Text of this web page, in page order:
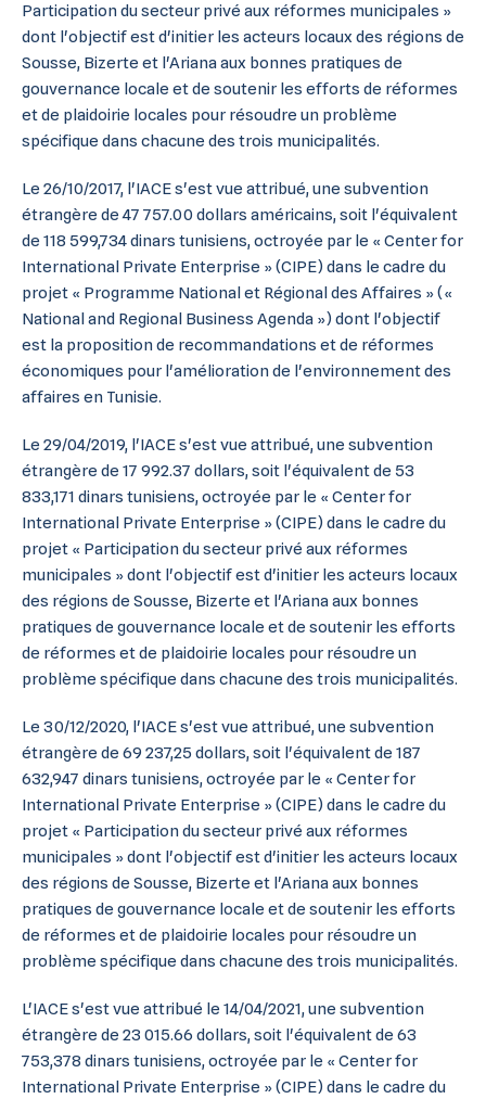
Participation du secteur privé aux réformes municipales »
dont l'objectif est d'initier les acteurs locaux des régions de
Sousse, Bizerte et l'Ariana aux bonnes pratiques de
gouvernance locale et de soutenir les efforts de réformes
et de plaidoirie locales pour résoudre un problème
spécifique dans chacune des trois municipalités.
Le 26/10/2017, l'IACE s'est vue attribué, une subvention
étrangère de 47 757.00 dollars américains, soit l'équivalent
de 118 599,734 dinars tunisiens, octroyée par le « Center for
International Private Enterprise » (CIPE) dans le cadre du
projet « Programme National et Régional des Affaires » («
National and Regional Business Agenda ») dont l'objectif
est la proposition de recommandations et de réformes
économiques pour l'amélioration de l'environnement des
affaires en Tunisie.
Le 29/04/2019, l'IACE s'est vue attribué, une subvention
étrangère de 17 992.37 dollars, soit l'équivalent de 53
833,171 dinars tunisiens, octroyée par le « Center for
International Private Enterprise » (CIPE) dans le cadre du
projet « Participation du secteur privé aux réformes
municipales » dont l'objectif est d'initier les acteurs locaux
des régions de Sousse, Bizerte et l'Ariana aux bonnes
pratiques de gouvernance locale et de soutenir les efforts
de réformes et de plaidoirie locales pour résoudre un
problème spécifique dans chacune des trois municipalités.
Le 30/12/2020, l'IACE s'est vue attribué, une subvention
étrangère de 69 237,25 dollars, soit l'équivalent de 187
632,947 dinars tunisiens, octroyée par le « Center for
International Private Enterprise » (CIPE) dans le cadre du
projet « Participation du secteur privé aux réformes
municipales » dont l'objectif est d'initier les acteurs locaux
des régions de Sousse, Bizerte et l'Ariana aux bonnes
pratiques de gouvernance locale et de soutenir les efforts
de réformes et de plaidoirie locales pour résoudre un
problème spécifique dans chacune des trois municipalités.
L'IACE s'est vue attribué le 14/04/2021, une subvention
étrangère de 23 015.66 dollars, soit l'équivalent de 63
753,378 dinars tunisiens, octroyée par le « Center for
International Private Enterprise » (CIPE) dans le cadre du